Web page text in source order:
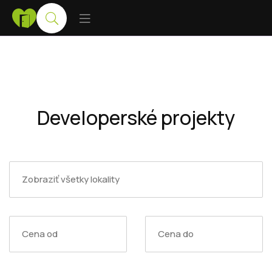
Developerské projekty